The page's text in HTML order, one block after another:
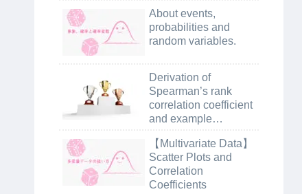
About events,
probabilities and
random variables.
Derivation of
Spearman’s rank
correlation coefficient
and example
python
【Multivariate Data】
Scatter Plots and
Correlation
Coefficients